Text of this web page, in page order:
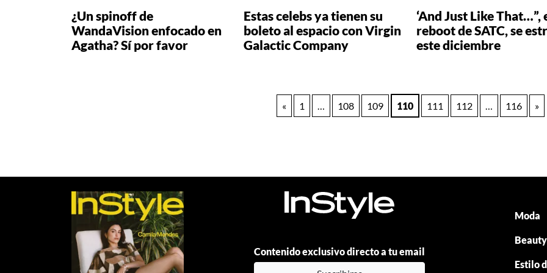
¿Un spinoff de
WandaVision enfocado en
Agatha? Sí por favor
Estas celebs ya tienen su
boleto al espacio con Virgin
Galactic Company
‘And Just Like That…”,
reboot de SATC, se
este diciembre
« 1 … 108 109 110 111 112 … 116 »
Contenido exclusivo directo a tu email
Moda
Beauty
Estilo